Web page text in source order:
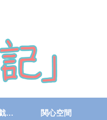
本館「五十オヤジの戯言日記」 関心空間